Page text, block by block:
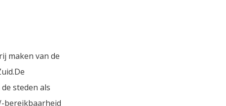
maken van de
steden als
bereikbaarheid